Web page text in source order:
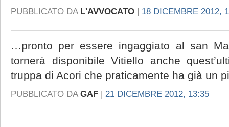
PUBBLICATO DA L'AVVOCATO 18 DICEMBRE 2012,
…pronto per essere ingaggiato al san
tornerà disponibile Vitiello anche
truppa di Acori che praticamente ha già un
PUBBLICATO DA GAF 21 DICEMBRE 2012, 13:35